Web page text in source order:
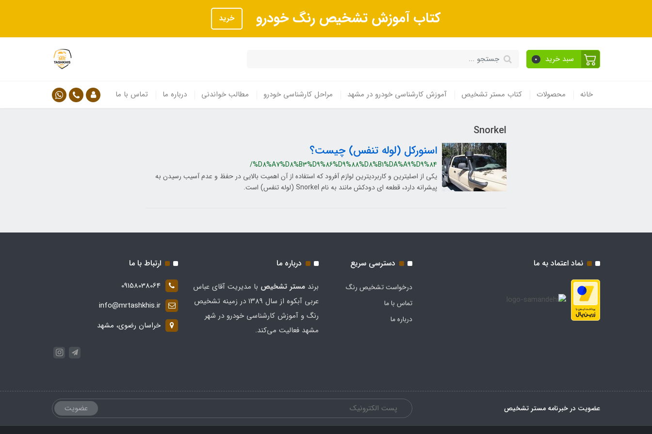
کتاب آموزش تشخیص رنگ خودرو خرید
سبد خرید 0
خانه محصولات کتاب مستر تشخیص آموزش کارشناسی خودرو در مشهد مراحل کارشناسی خودرو مطالب خواندنی درباره ما تماس با ما
Snorkel
اسنورکل (لوله تنفس) چیست؟
/%D8%A7%D8%B3%D9%86%D9%88%D8%B1%DA%A9%D9%84
یکی از اصلی‏ترین و کاربردی‏ترین لوازم آفرود که استفاده از آن اهمیت بالایی در حفظ و عدم آسیب رسیدن به
پیشرانه دارد، قطعه ‏ای دودکش مانند به نام Snorkel (لوله تنفس) است.
نماد اعتماد به ما دسترسی سریع
درخواست تشخیص رنگ
تماس با ما
درباره ما
درباره ما
برند مستر تشخيص با مدیریت آقای عباس
عربی آبکوه از سال ۱۳۸۹ در زمینه تشخیص
رنگ و آموزش کارشناسی خودرو در شهر
مشهد فعالیت می‌کند.
ارتباط با ما
09158038064
info@mrtashkhis.ir
خراسان رضوی، مشهد
عضویت در خبرنامه مستر تشخیص عضویت